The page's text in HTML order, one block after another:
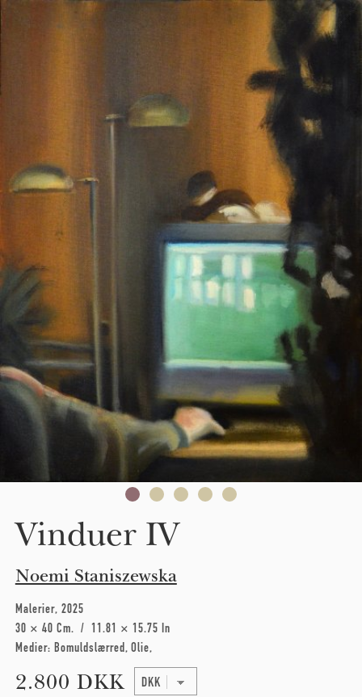
Skip to main content
Vinduer IV
Noemi Staniszewska
Malerier 2025
30 × 40 Cm
11.81 × 15.75 In
Medier: Bomuldslærred Olie
2.800 DKK